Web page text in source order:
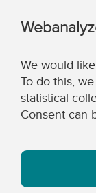
We would
To do this,
statistical
Consent can